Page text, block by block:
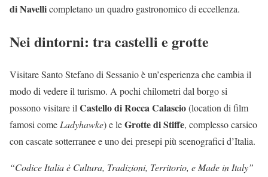
di Navellicompletano un quadro gastronomico di eccellenza.
Nei dintorni: tra castelli e grotte
Visitare Santo Stefano di Sessanio è un’esperienza che cambia il
modo di vedere il turismo. A pochi chilometri dal borgo si
possono visitare il Castello di Rocca Calascio(location di film
famosi come Ladyhawke) e leGrotte di Stiffe, complesso carsico
con cascate sotterranee e uno dei presepi più scenografici d’Italia.
“Codice Italia è Cultura, Tradizioni, Territorio, e Made in Italy”